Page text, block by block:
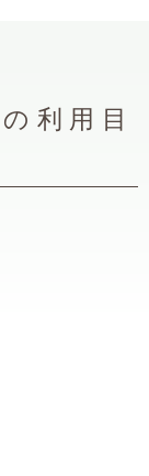
利用目